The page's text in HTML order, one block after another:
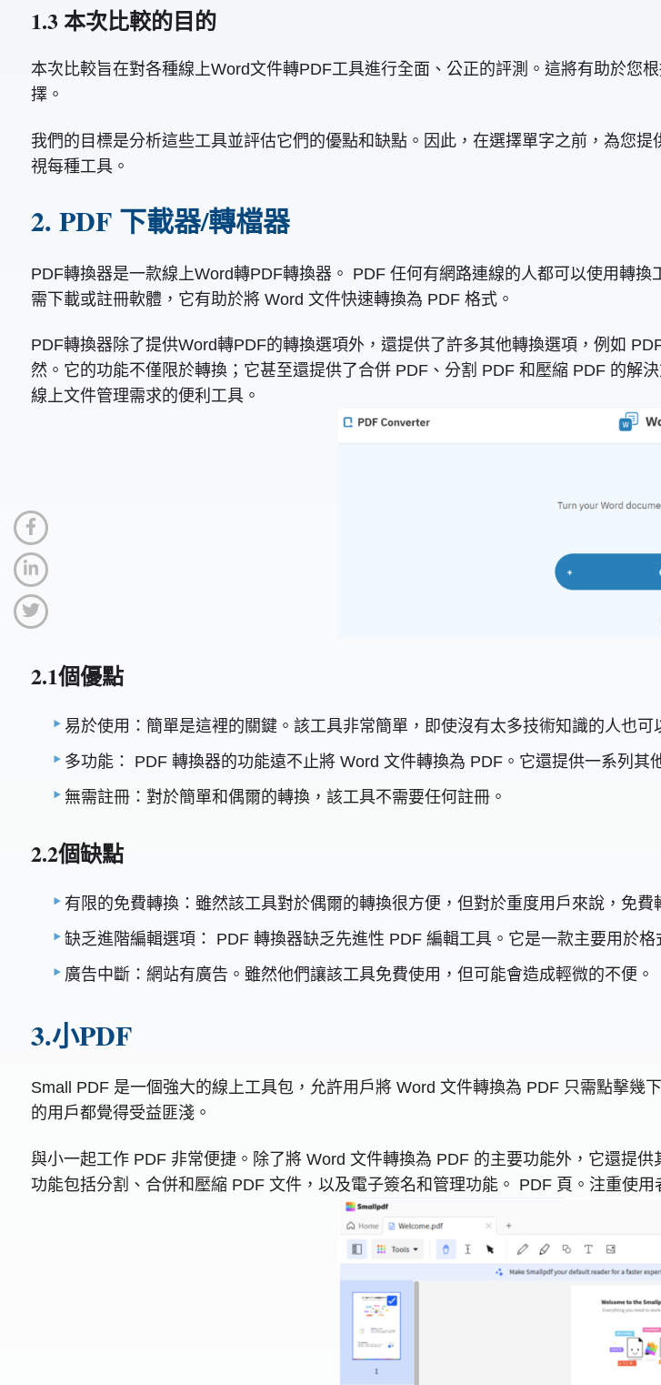
1.3 本次比較的目的
本次比較旨在對各種線上Word文件轉PDF工具進行全面、公正的評測。這將有助於您
擇。
我們的目標是分析這些工具並評估它們的優點和缺點。因此，在選擇單字之前，為您
視每種工具。
2. PDF 下載器/轉檔器
PDF轉換器是一款線上Word轉PDF轉換器。 PDF 任何有網路連線的人都可以使用轉
需下載或註冊軟體，它有助於將 Word 文件快速轉換為 PDF 格式。
PDF轉換器除了提供Word轉PDF的轉換選項外，還提供了許多其他轉換選項，例如
然。它的功能不僅限於轉換；它甚至還提供了合併 PDF、分割 PDF 和壓縮 PDF 的解
線上文件管理需求的便利工具。
2.1個優點
易於使用：簡單是這裡的關鍵。該工具非常簡單，即使沒有太多技術知識的人也可
多功能： PDF 轉換器的功能遠不止將 Word 文件轉換為 PDF。它還提供一系列其
無需註冊：對於簡單和偶爾的轉換，該工具不需要任何註冊。
2.2個缺點
有限的免費轉換：雖然該工具對於偶爾的轉換很方便，但對於重度用戶來說，免費
缺乏進階編輯選項： PDF 轉換器缺乏先進性 PDF 編輯工具。它是一款主要用於
廣告中斷：網站有廣告。雖然他們讓該工具免費使用，但可能會造成輕微的不便。
3.小PDF
Small PDF 是一個強大的線上工具包，允許用戶將 Word 文件轉換為 PDF 只需點擊
的用戶都覺得受益匪淺。
與小一起工作 PDF 非常便捷。除了將 Word 文件轉換為 PDF 的主要功能外，它還提
功能包括分割、合併和壓縮 PDF 文件，以及電子簽名和管理功能。 PDF 頁。注重使